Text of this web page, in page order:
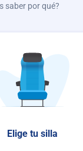
saber por qué?
Elige tu silla